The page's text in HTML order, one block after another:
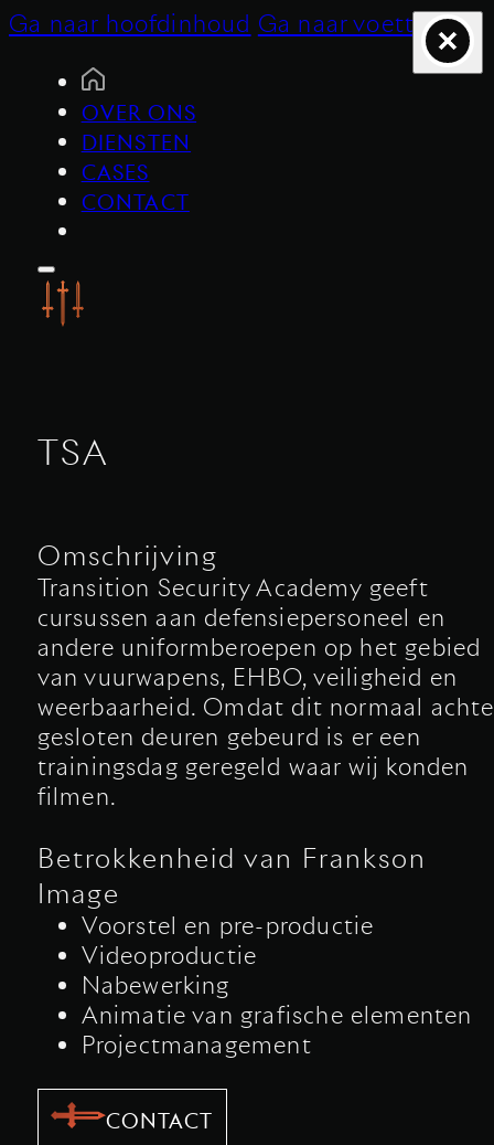
Ga naar hoofdinhoud Ga naar voettekst
OVER ONS
DIENSTEN
CASES
CONTACT
TSA
Omschrijving
Transition Security Academy geeft
cursussen aan defensiepersoneel en
andere uniformberoepen op het gebied
van vuurwapens, EHBO, veiligheid en
weerbaarheid. Omdat dit normaal
gesloten deuren gebeurd is er een
trainingsdag geregeld waar wij konden
filmen.
Betrokkenheid van Frankson
Image
Voorstel en pre-productie
Videoproductie
Nabewerking
Animatie van grafische elementen
Projectmanagement
CONTACT